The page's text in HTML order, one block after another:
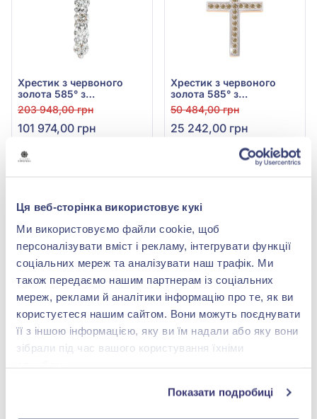
Ця веб-сторінка використовує кукі
Ми використовуємо файли cookie, щоб
персоналізувати вміст і рекламу, інтегрувати функції
соціальних мереж та аналізувати наш трафік. Ми
також передаємо нашим партнерам із соціальних
мереж, реклами й аналітики інформацію про те, як ви
користуєтеся нашим сайтом. Вони можуть поєднувати
її з іншою інформацією, яку ви їм надали або яку вони
зібрали під час вашого користування їхніми
Показати подробиці
Хрестик з червоного
золота 585° з
діамантами 1,11ct, арт. 45
203 948,00 грн
101 974,00 грн
Хрестик з червоного
золота 585° з
коричневим діамантом
0,161ct, арт. 321231к
50 484,00 грн
25 242,00 грн
-50%
Хрестик з червоного
-50%
Хрестик з білого золота
40 944,00 грн